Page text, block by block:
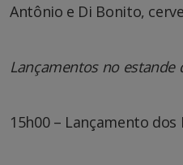
Antônio e Di Bonito,
Lançamentos no estande
15h00 – Lançamento